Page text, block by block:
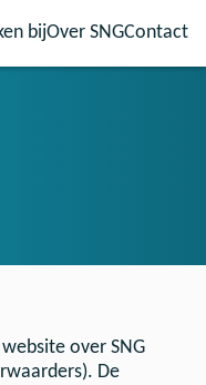
bijOver SNGContact
over SNG
De